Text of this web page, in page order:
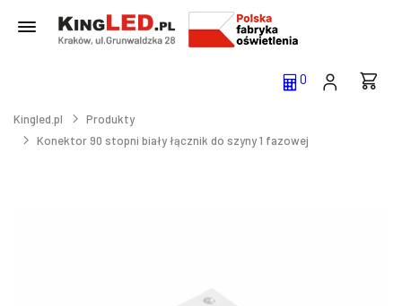
0
Kingled.pl
Produkty
Konektor 90 stopni biały łącznik do szyny 1 fazowej